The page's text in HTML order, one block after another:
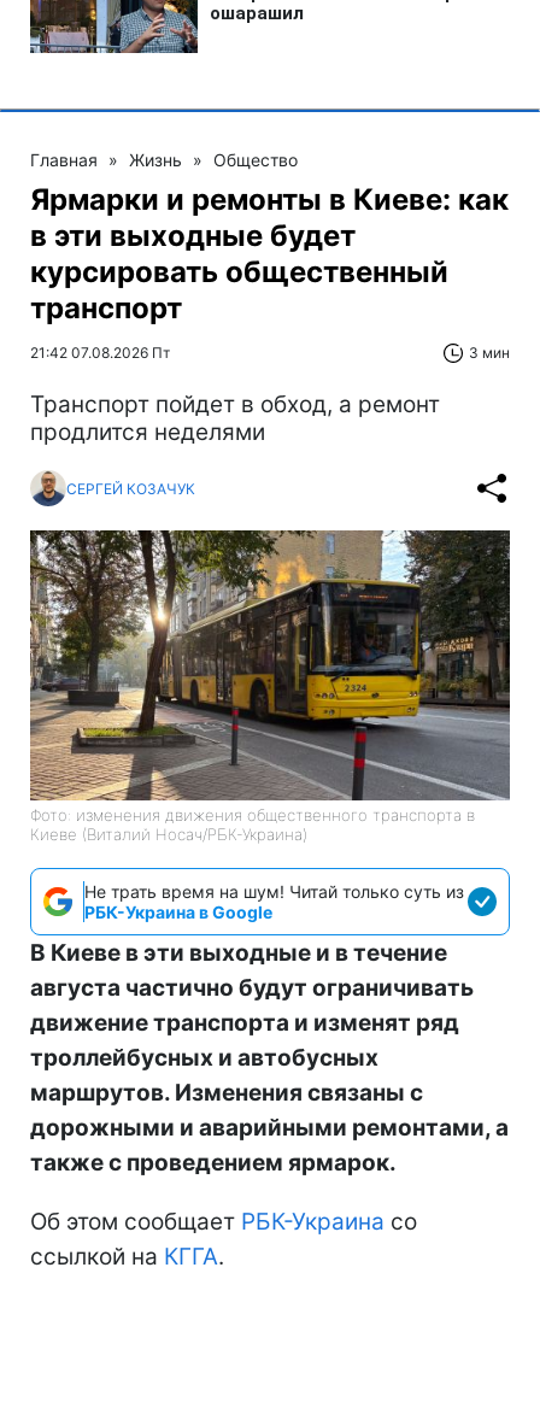
Главная » Жизнь » Общество
Ярмарки и ремонты в Киеве: как
в эти выходные будет
курсировать общественный
транспорт
21:42 07.08.2026 Пт 3 мин
Транспорт пойдет в обход, а ремонт
продлится неделями
СЕРГЕЙ КОЗАЧУК
Фото: изменения движения общественного транспорта в
Киеве (Виталий Носач/РБК-Украина)
Не трать время на шум! Читай только суть из
РБК-Украина в Google
В Киеве в эти выходные и в течение
августа частично будут ограничивать
движение транспорта и изменят ряд
троллейбусных и автобусных
маршрутов. Изменения связаны с
дорожными и аварийными ремонтами, а
также с проведением ярмарок.
Об этом сообщает РБК-Украина со
ссылкой на КГГА.